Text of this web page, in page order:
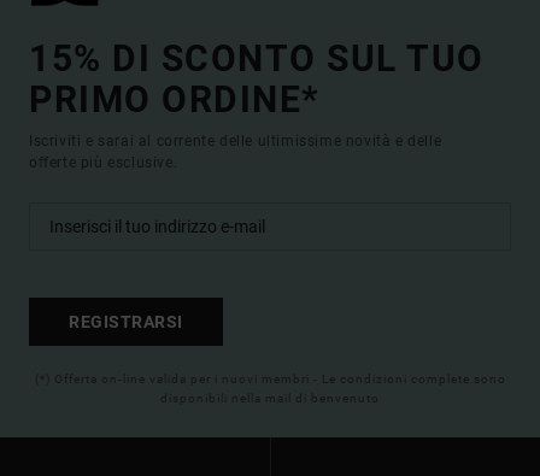
15% DI SCONTO SUL TUO
PRIMO ORDINE*
Iscriviti e sarai al corrente delle ultimissime novità e delle
offerte più esclusive.
REGISTRARSI
(*) Offerta on-line valida per i nuovi membri - Le condizioni complete sono
disponibili nella mail di benvenuto